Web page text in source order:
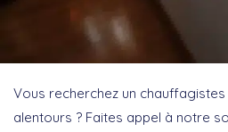
Vous recherchez un
alentours ? Faites appel à notre